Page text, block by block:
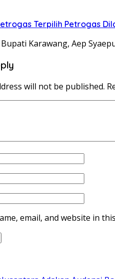
Terpilih Petrogas
Bupati Karawang, Aep
will not be published.
email, and website in